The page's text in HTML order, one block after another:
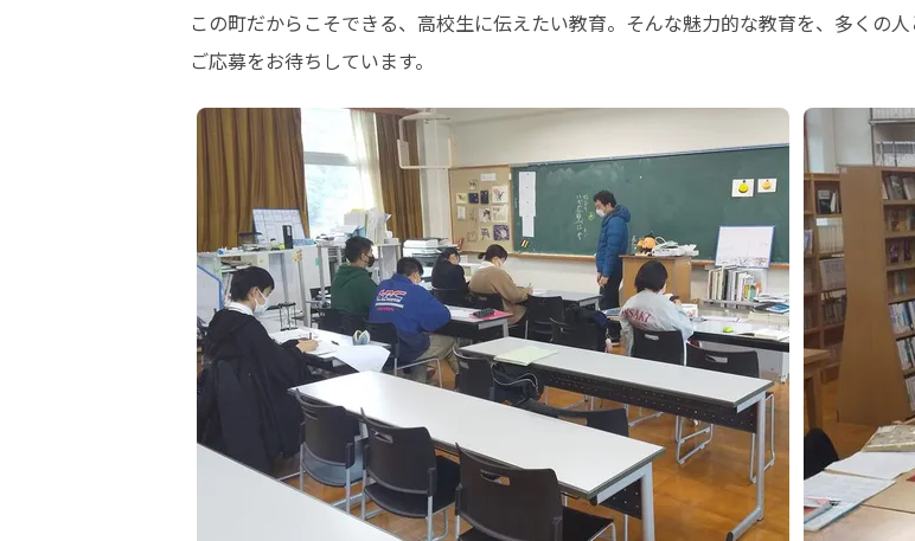
この町だからこそできる、高校生に伝えたい教育。そんな魅力的な教育を、多くの
ご応募をお待ちしています。